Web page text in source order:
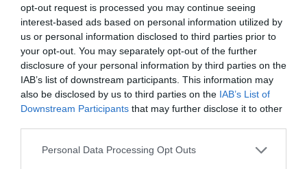
opt-out request is processed you may continue seeing
interest-based ads based on personal information utilized by
us or personal information disclosed to third parties prior to
your opt-out. You may separately opt-out of the further
disclosure of your personal information by third parties on the
IAB’s list of downstream participants. This information may
also be disclosed by us to third parties on the IAB’s List of
Downstream Participants that may further disclose it to other
Please note that this website/app uses one or more Google
Personal Data Processing Opt Outs
στο Στεφάνι Κορινθίας. Άμεσα κινητοποιήθηκαν
προκαλώντας την άμεση κινητοποίηση των
πυροσβεστικών δυνάμεων. Η πυρκαγιά ξέσπασε ...
07 Αυγούστου 2026